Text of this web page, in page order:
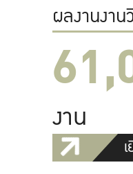
ผลงานงา
งาน